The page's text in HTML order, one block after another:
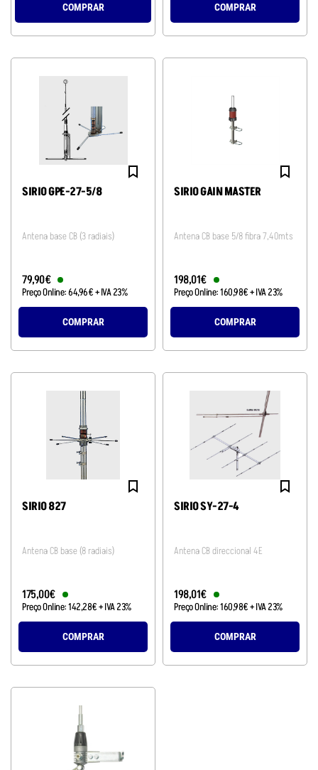
COMPRAR COMPRAR
SIRIO GPE-27-5/8
Antena base CB (3 radiais)
79,90€
Preço Online:64,96€+ IVA 23%
COMPRAR
SIRIO GAIN MASTER
Antena CB base 5/8 fibra 7,40mts
198,01€
Preço Online:16098€+ IVA 23%
COMPRAR
SIRIO 827
Antena CB base (8 radiais)
175,00€
Preço Online:142,28€+ IVA 23%
COMPRAR
SIRIO SY-27-4
Antena CB direccional 4E
198,01€
Preço Online:16098€+ IVA 23%
COMPRAR